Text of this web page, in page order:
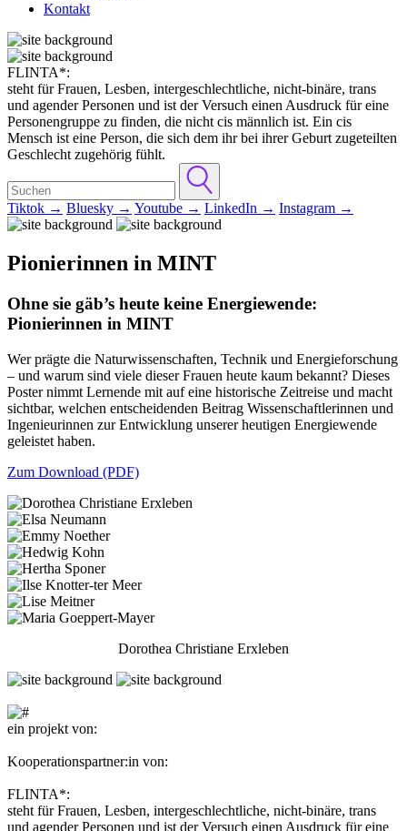
Kontakt
FLINTA*:
steht für Frauen, Lesben, intergeschlechtliche, nicht-binäre, trans
und agender Personen und ist der Versuch einen Ausdruck für eine
Personengruppe zu finden, die nicht cis männlich ist. Ein cis
Mensch ist eine Person, die sich dem ihr bei ihrer Geburt zugeteilten
Geschlecht zugehörig fühlt.
Tiktok → Bluesky → Youtube → LinkedIn → Instagram →
Pionierinnen in MINT
Ohne sie gäb’s heute keine Energiewende:
Pionierinnen in MINT
Wer prägte die Naturwissenschaften, Technik und Energieforschung
– und warum sind viele dieser Frauen heute kaum bekannt? Dieses
Poster nimmt Lernende mit auf eine historische Zeitreise und macht
sichtbar, welchen entscheidenden Beitrag Wissenschaftlerinnen und
Ingenieurinnen zur Entwicklung unserer heutigen Energiewende
geleistet haben.
Zum Download (PDF)
Dorothea Christiane Erxleben
ein projekt von:
Kooperationspartner:in von:
FLINTA*:
steht für Frauen, Lesben, intergeschlechtliche, nicht-binäre, trans
und agender Personen und ist der Versuch einen Ausdruck für eine